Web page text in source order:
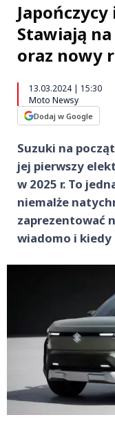
Stawiają
oraz nowy
13.03.2024 | 15:30
Moto Newsy
Dodaj w Google
Suzuki na
jej pierwszy
w 2025 r. To
niemalże
zaprezentować
wiadomo i kiedy